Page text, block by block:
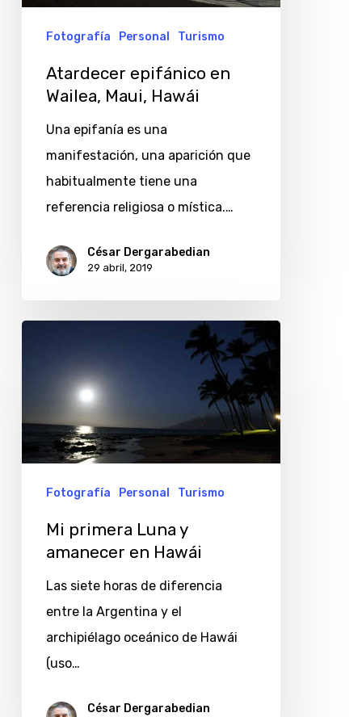
Hawái
Fotografía Personal Turismo
Atardecer epifánico en
Wailea, Maui, Hawái
Una epifanía es una
manifestación, una aparición que
habitualmente tiene una
referencia religiosa o mística.…
César Dergarabedian
29 abril, 2019
amanecer
en
HawáiFotografía Personal Turismo
Mi primera Luna y
amanecer en Hawái
Las siete horas de diferencia
entre la Argentina y el
archipiélago oceánico de Hawái
(uso…
César Dergarabedian